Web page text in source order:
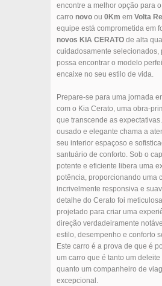
encontre a melhor opção para
carro novo ou 0Km em Volta
equipe está comprometida em
novos KIA CERATO de alta
cuidadosamente selecionados,
possa encontrar o modelo
encaixe no seu estilo de vida.
Prepare-se para uma jornada
com o Kia Cerato, uma obra-
que transcende as
ousado e elegante chama a
seu interior espaçoso e
santuário de conforto. Sob o
potente e eficiente libera uma
potência, proporcionando uma
incrivelmente responsiva e
detalhe do Cerato foi
projetado para criar uma
direção verdadeiramente
estilo, desempenho e conforto
Este carro é a prova de que é
um carro que é tanto um
quanto um companheiro de
excepcional.